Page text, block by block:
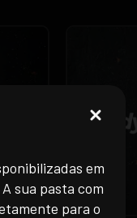
em
sua pasta com
para o